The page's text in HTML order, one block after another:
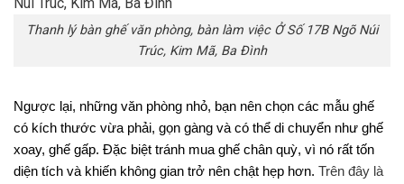
Thanh lý bàn ghế văn phòng, bàn làm việc Ở Số 17B Ngõ Núi
Trúc, Kim Mã, Ba Đình
Ngược lại, những văn phòng nhỏ, bạn nên chọn các mẫu ghế
có kích thước vừa phải, gọn gàng và có thể di chuyển như ghế
xoay, ghế gấp. Đặc biệt tránh mua ghế chân quỳ, vì nó rất tốn
diện tích và khiến không gian trở nên chật hẹp hơn. Trên đây là